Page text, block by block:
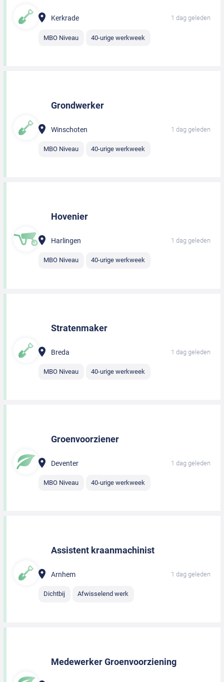
Kerkrade 1 dag geleden
MBO Niveau 40-urige werkweek
Grondwerker
Winschoten 1 dag geleden
MBO Niveau 40-urige werkweek
Hovenier
Harlingen 1 dag geleden
MBO Niveau 40-urige werkweek
Stratenmaker
Breda 1 dag geleden
MBO Niveau 40-urige werkweek
Groenvoorziener
Deventer 1 dag geleden
MBO Niveau 40-urige werkweek
Assistent kraanmachinist
Arnhem 1 dag geleden
Dichtbij Afwisselend werk
Medewerker Groenvoorziening